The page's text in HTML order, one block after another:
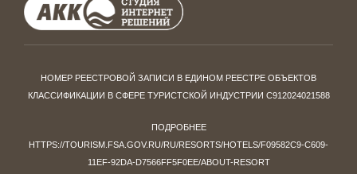
НОМЕР РЕЕСТРОВОЙ ЗАПИСИ В ЕДИНОМ РЕЕСТРЕ ОБЪЕКТОВ
КЛАССИФИКАЦИИ В СФЕРЕ ТУРИСТСКОЙ ИНДУСТРИИ С912024021588
ПОДРОБНЕЕ
HTTPS://TOURISM.FSA.GOV.RU/RU/RESORTS/HOTELS/F09582C9-C609-
11EF-92DA-D7566FF5F0EE/ABOUT-RESORT